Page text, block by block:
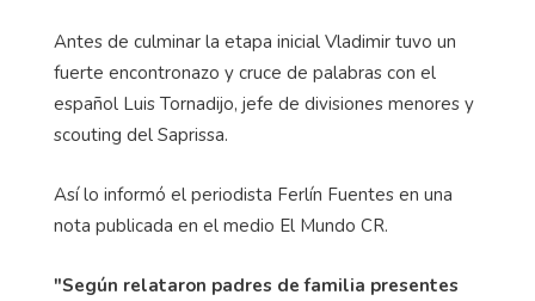
Antes de culminar la etapa inicial Vladimir tuvo un
fuerte encontronazo y cruce de palabras con el
español Luis Tornadijo, jefe de divisiones menores y
scouting del Saprissa.
Así lo informó el periodista Ferlín Fuentes en una
nota publicada en el medio El Mundo CR.
"Según relataron padres de familia presentes